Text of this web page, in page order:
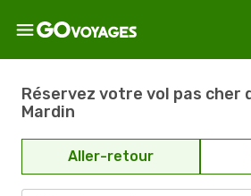
Réservez votre vol pas cher
Mardin
Aller-retour